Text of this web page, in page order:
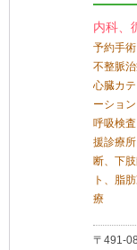
内科、
予約手
不整脈
心臓カ
ーショ
呼吸検
援診療
断、下
ト、脂
療
〒491-